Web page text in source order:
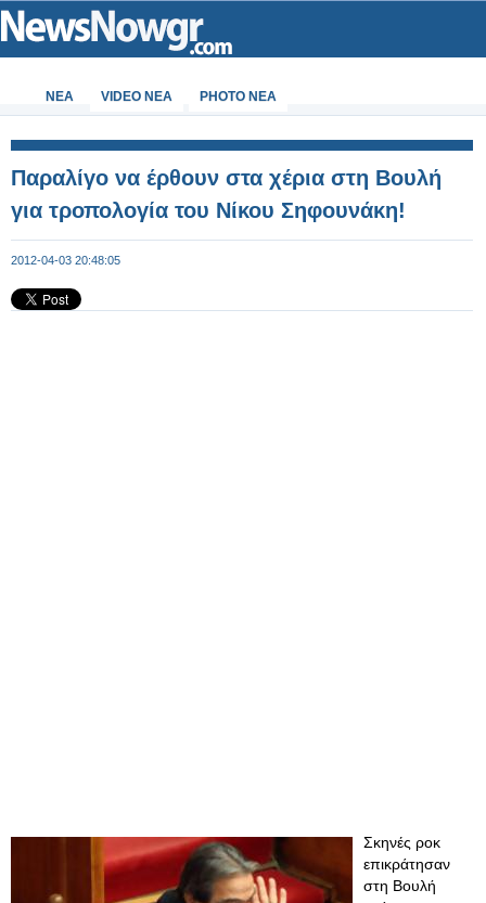
ΝΕΑ VIDEO NEA PHOTO NEA
Παραλίγο να έρθουν στα χέρια στη Βουλή
για τροπολογία του Νίκου Σηφουνάκη!
2012-04-03 20:48:05
Σκηνές ροκ
επικράτησαν
στη Βουλή